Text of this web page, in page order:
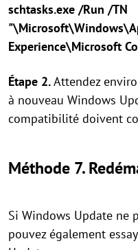
schtasks.exe /Run /TN
Experience\Microsoft
Étape 2.Attendez
à nouveau Windows
compatibilité doivent
Méthode 7.
Si Windows Update ne
pouvez également